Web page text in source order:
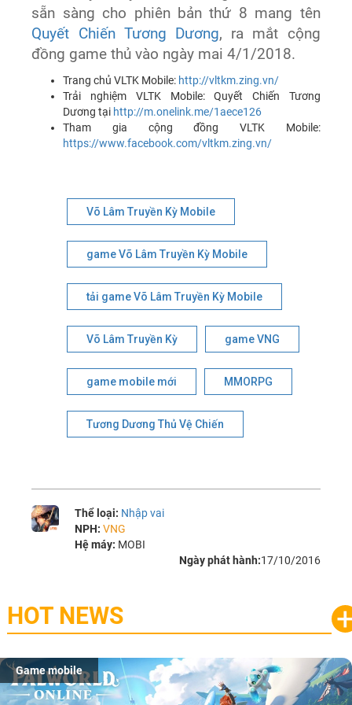
sẵn sàng cho phiên bản thứ 8 mang tên
Quyết Chiến Tương Dương, ra mắt cộng
đồng game thủ vào ngày mai 4/1/2018.
Trang chủ VLTK Mobile: http://vltkm.zing.vn/
Trải nghiệm VLTK Mobile: Quyết Chiến Tương
Dương tại http://m.onelink.me/1aece126
Tham gia cộng đồng VLTK Mobile:
https://www.facebook.com/vltkm.zing.vn/
Võ Lâm Truyền Kỳ Mobile
game Võ Lâm Truyền Kỳ Mobile
tải game Võ Lâm Truyền Kỳ Mobile
Võ Lâm Truyền Kỳ game VNG
game mobile mới MMORPG
Tương Dương Thủ Vệ Chiến
Thể loại: Nhập vai
NPH:VNG
Hệ máy: MOBI
Ngày phát hành:17/10/2016
HOT NEWS
Game mobile